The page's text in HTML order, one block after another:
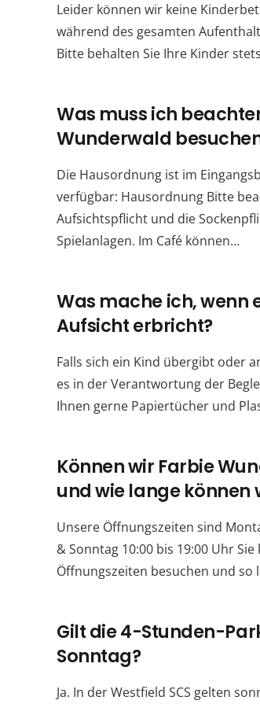
Leider können wir keine
während des gesamten
Bitte behalten Sie Ihre Kinder
Was muss ich
Wunderwald
Die Hausordnung ist im
verfügbar: Hausordnung Bitte
Aufsichtspflicht und die
Spielanlagen. Im Café können…
Was mache ich, wenn
Aufsicht erbricht?
Falls sich ein Kind übergibt oder
es in der Verantwortung der
Ihnen gerne Papiertücher und
Können wir Farbie
und wie lange können
Unsere Öffnungszeiten sind
& Sonntag 10:00 bis 19:00 Uhr
Öffnungszeiten besuchen und so
Gilt die 4-Stunden-
Sonntag?
Ja. In der Westfield SCS gelten